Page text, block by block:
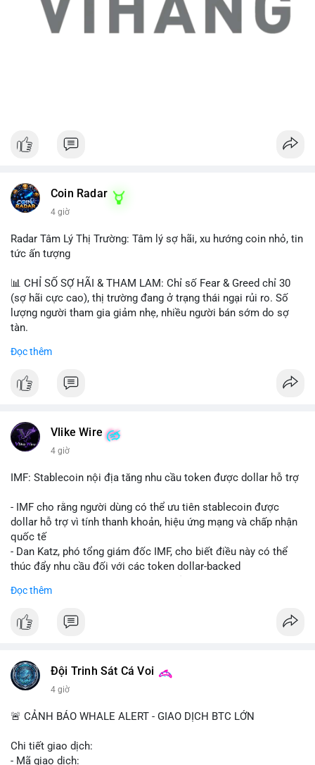
Coin Radar
4 giờ
Radar Tâm Lý Thị Trường: Tâm lý sợ hãi, xu hướng coin nhỏ, tin
tức ấn tượng
📊 CHỈ SỐ SỢ HÃI & THAM LAM: Chỉ số Fear & Greed chỉ 30
(sợ hãi cực cao), thị trường đang ở trạng thái ngại rủi ro. Số
lượng người tham gia giảm nhẹ, nhiều người bán sớm do sợ
tàn.
📈 XU HƯỚNG TÌM KIẾM & THẢO LUẬN: Biconomy (BICO),
coin được tìm kiếm nhiều nhất. Chủ đề NFT (Pudgy Penguins),
💬 DÒNG CHẢY TIN TỨC & TRUYỀN THÔNG: Bàn tán trên
Binance Square tập trung vào lệnh kẹp, dự báo NVDA và Musk
luận về Clearity Act.
💡 NHẬN ĐỊNH & KHUYẾN NGHỊ: Tâm lý ngắn hạn vẫn tiêu
cực do sợ hãi, nhưng xu hướng coin nhỏ và tin tức AI/NVIDA
có thể tạo cơ hội mua sớm. Cần theo dõi sự thay đổi trong
chính sách crypto Mỹ.
Đọc thêm
Vlike Wire
4 giờ
IMF: Stablecoin nội địa tăng nhu cầu token được dollar hỗ trợ
- IMF cho rằng người dùng có thể ưu tiên stablecoin được
dollar hỗ trợ vì tính thanh khoản, hiệu ứng mạng và chấp nhận
quốc tế
- Dan Katz, phó tổng giám đốc IMF, cho biết điều này có thể
thúc đẩy nhu cầu đối với các token dollar-backed
triển stablecoin nội địa
$btc $eth
📰 Nguồn: Cointelegraph
Đọc thêm
Đội Trinh Sát Cá Voi
4 giờ
🚨 CẢNH BÁO WHALE ALERT - GIAO DỊCH BTC LỚN
Chi tiết giao dịch:
- Mã giao dịch: